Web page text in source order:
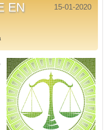
15-01-2020
EN